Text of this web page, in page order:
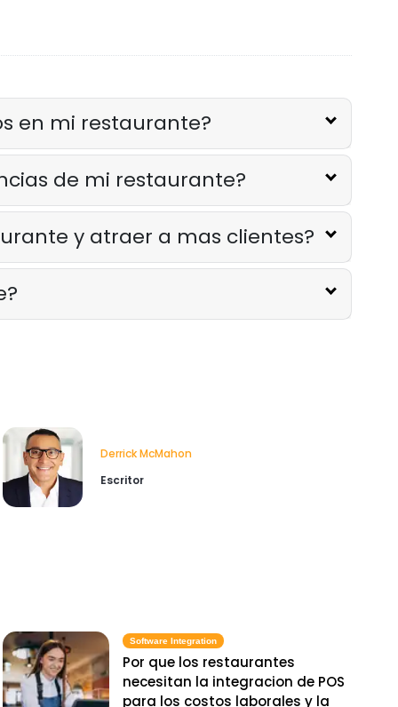
en mi restaurante?
de mi restaurante?
y atraer a mas clientes?
Derrick McMahon
Escritor
Software Integration
Por que los restaurantes
necesitan la integracion de POS
para los costos laborales y la